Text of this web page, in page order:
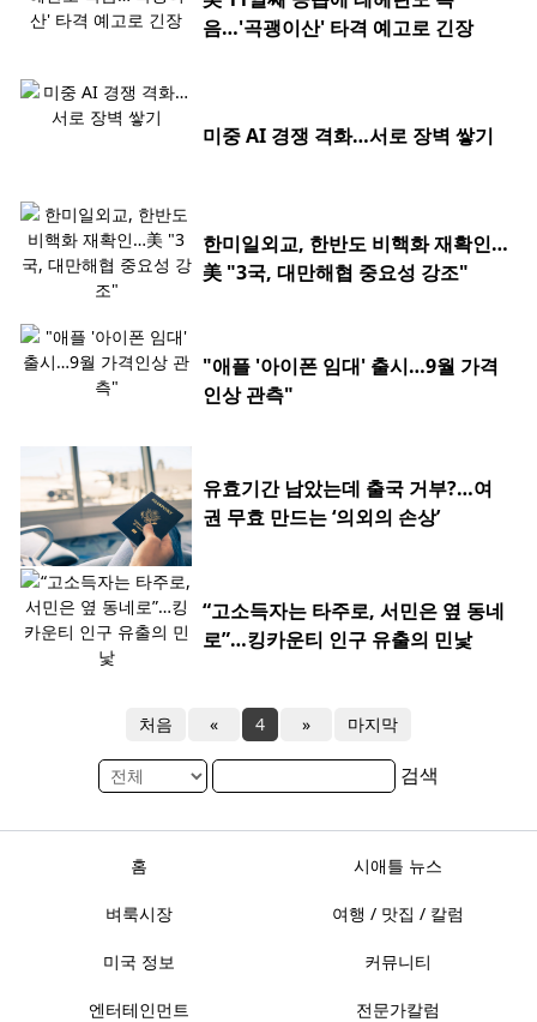
음…'곡괭이산' 타격 예고로 긴장
미중 AI 경쟁 격화…서로 장벽 쌓기
한미일외교, 한반도 비핵화 재확인…
美 "3국, 대만해협 중요성 강조"
"애플 '아이폰 임대' 출시…9월 가격
인상 관측"
유효기간 남았는데 출국 거부?…여
권 무효 만드는 ‘의외의 손상’
“고소득자는 타주로, 서민은 옆 동네
로”…킹카운티 인구 유출의 민낯
처음 « 4 » 마지막
검색
홈 시애틀 뉴스
벼룩시장 여행 / 맛집 / 칼럼
미국 정보 커뮤니티
엔터테인먼트 전문가칼럼